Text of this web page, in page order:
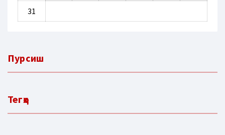
31
Пурсиш
Тегҳо